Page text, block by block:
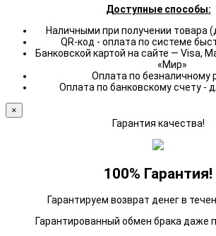
Доступные способы:
Наличными при получении товара
QR-код - оплата по системе
Банковской картой на сайте — Visa,
«Мир»
Оплата по безналичному
Оплата по банковскому счету -
×
Гарантия качества!
100% Гарантия!
Гарантируем возврат денег в
Гарантированный обмен брака даже